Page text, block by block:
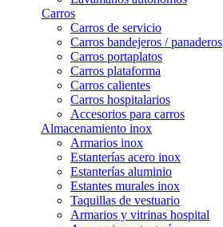
Carros
Carros de servicio
Carros bandejeros / panaderos
Carros portaplatos
Carros plataforma
Carros calientes
Carros hospitalarios
Accesorios para carros
Almacenamiento inox
Armarios inox
Estanterías acero inox
Estanterías aluminio
Estantes murales inox
Taquillas de vestuario
Armarios y vitrinas hospital